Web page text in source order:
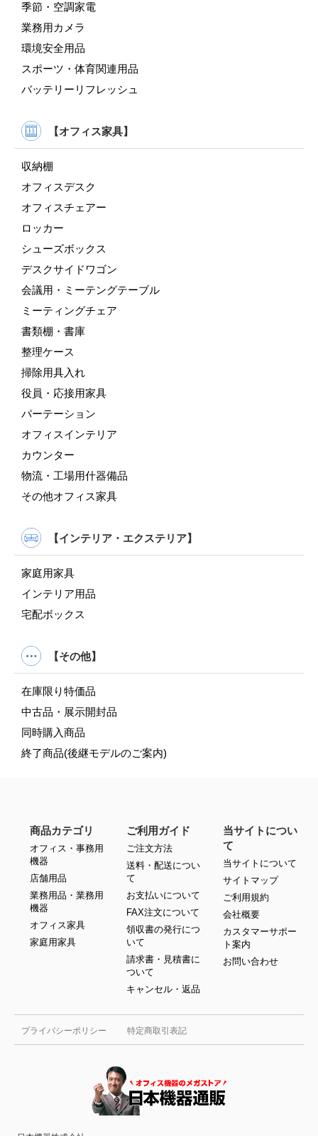
季節・空調家電
業務用カメラ
環境安全用品
スポーツ・体育関連用品
バッテリーリフレッシュ
【オフィス家具】
収納棚
オフィスデスク
オフィスチェアー
ロッカー
シューズボックス
デスクサイドワゴン
会議用・ミーテングテーブル
ミーティングチェア
書類棚・書庫
整理ケース
掃除用具入れ
役員・応接用家具
パーテーション
オフィスインテリア
カウンター
物流・工場用什器備品
その他オフィス家具
【インテリア・エクステリア】
家庭用家具
インテリア用品
宅配ボックス
【その他】
在庫限り特価品
中古品・展示開封品
同時購入商品
終了商品(後継モデルのご案内)
プライバシーポリシー 特定商取引表記
商品カテゴリ
オフィス・事務用
機器
店舗用品
業務用品・業務用
機器
オフィス家具
家庭用家具
ご利用ガイド
ご注文方法
送料・配送につい
て
お支払いについて
FAX注文について
領収書の発行につ
いて
請求書・見積書に
ついて
キャンセル・返品
当サイトについ
て
当サイトについて
サイトマップ
ご利用規約
会社概要
カスタマーサポー
ト案内
お問い合わせ